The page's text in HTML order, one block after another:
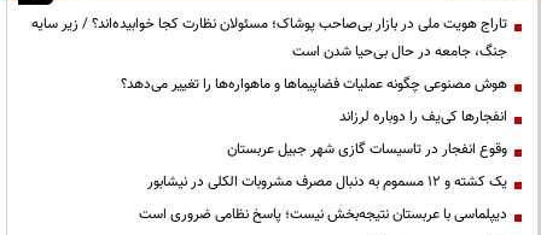
تاراج هویت ملی در بازار بی‌صاحب پوشاک؛ مسئولان نظارت کجا خوابیده‌اند؟ / زیر سایه
جنگ، جامعه در حال بی‌حیا شدن است
هوش مصنوعی چگونه عملیات فضاپیماها و ماهواره‌ها را تغییر می‌دهد؟
انفجارها کی‌یف را دوباره لرزاند
وقوع انفجار در تاسیسات گازی شهر جبیل عربستان
یک کشته و ۱۲ مسموم به دنبال مصرف مشروبات الکلی در نیشابور
دیپلماسی با عربستان نتیجه‌بخش نیست؛ پاسخ نظامی ضروری است